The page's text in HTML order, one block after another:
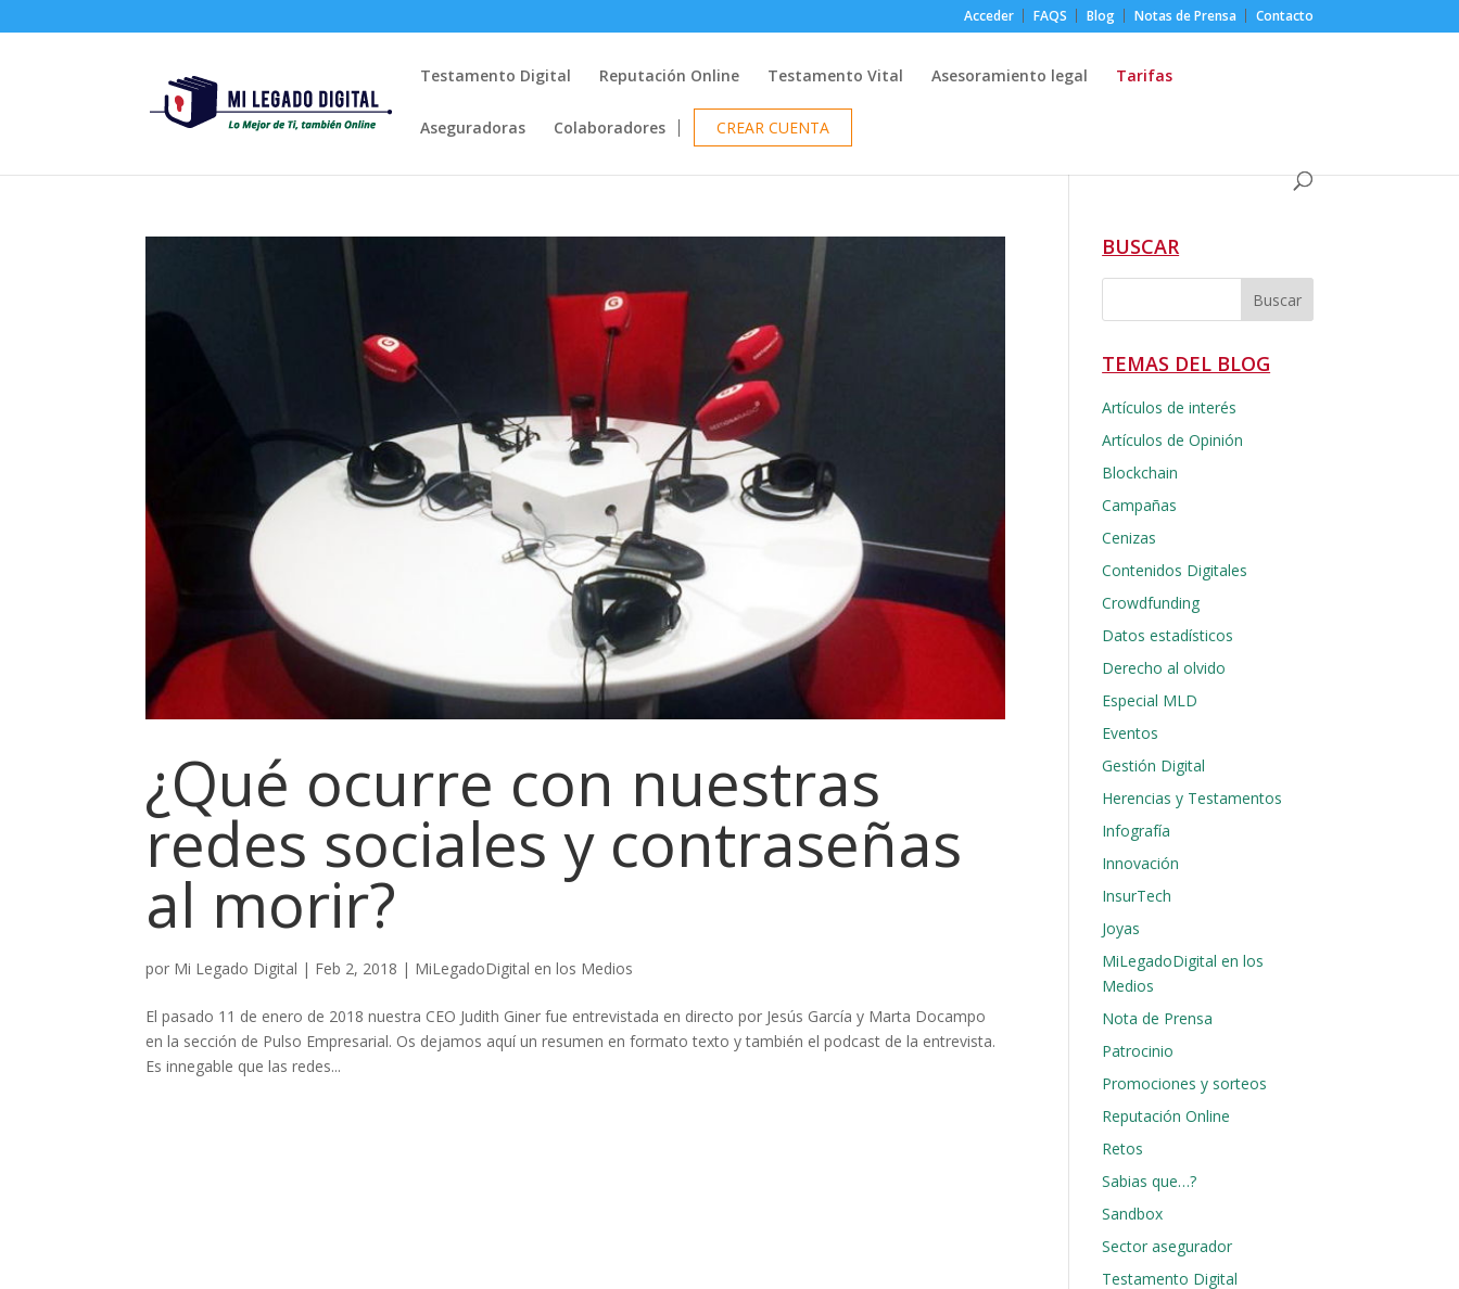
Acceder FAQS Blog Notas de Prensa Contacto
Testamento Digital Reputación Online Testamento Vital Asesoramiento legal Tarifas
Aseguradoras Colaboradores CREAR CUENTA
¿Qué ocurre con nuestras
redes sociales y contraseñas
al morir?
por Mi Legado Digital | Feb 2, 2018 | MiLegadoDigital en los Medios
El pasado 11 de enero de 2018 nuestra CEO Judith Giner fue entrevistada en directo por Jesús García y Marta Docampo
en la sección de Pulso Empresarial. Os dejamos aquí un resumen en formato texto y también el podcast de la entrevista.
Es innegable que las redes...
BUSCAR
TEMAS DEL BLOG
Artículos de interés
Artículos de Opinión
Blockchain
Campañas
Cenizas
Contenidos Digitales
Crowdfunding
Datos estadísticos
Derecho al olvido
Especial MLD
Eventos
Gestión Digital
Herencias y Testamentos
Infografía
Innovación
InsurTech
Joyas
MiLegadoDigital en los
Medios
Nota de Prensa
Patrocinio
Promociones y sorteos
Reputación Online
Retos
Sabias que…?
Sandbox
Sector asegurador
Testamento Digital